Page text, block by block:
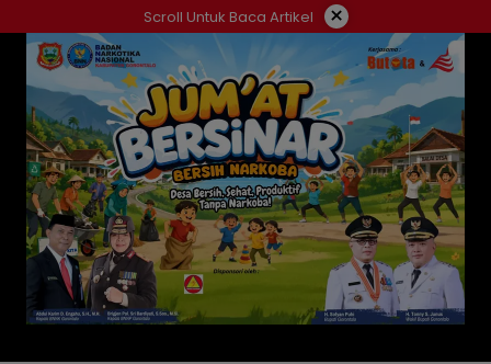
ke
konten
Scroll Untuk Baca Artikel ×